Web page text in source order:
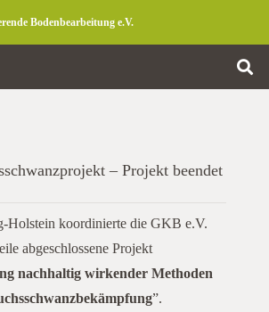
Bodenbearbeitung e.V.
– Projekt beendet
Holstein koordinierte die GKB e.V.
abgeschlossene Projekt
nachhaltig wirkender Methoden
”.